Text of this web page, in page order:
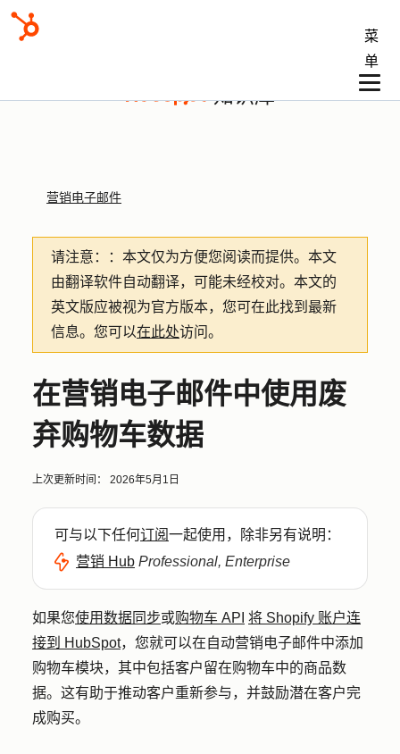
菜
单
知识库
营销电子邮件
请注意： ：本文仅为方便您阅读而提供。 本文
由翻译软件自动翻译，可能未经校对。本文的
英文版应被视为官方版本，您可在此找到最新
信息。您可以在此处访问。
在营销电子邮件中使用废
弃购物车数据
上次更新时间： 2026年5月1日
可与以下任何订阅一起使用，除非另有说明：
营销 Hub Professional, Enterprise
如果您使用数据同步或购物车 API 将 Shopify 账户连
接到 HubSpot，您就可以在自动营销电子邮件中添加
购物车模块，其中包括客户留在购物车中的商品数
据。这有助于推动客户重新参与，并鼓励潜在客户完
成购买。